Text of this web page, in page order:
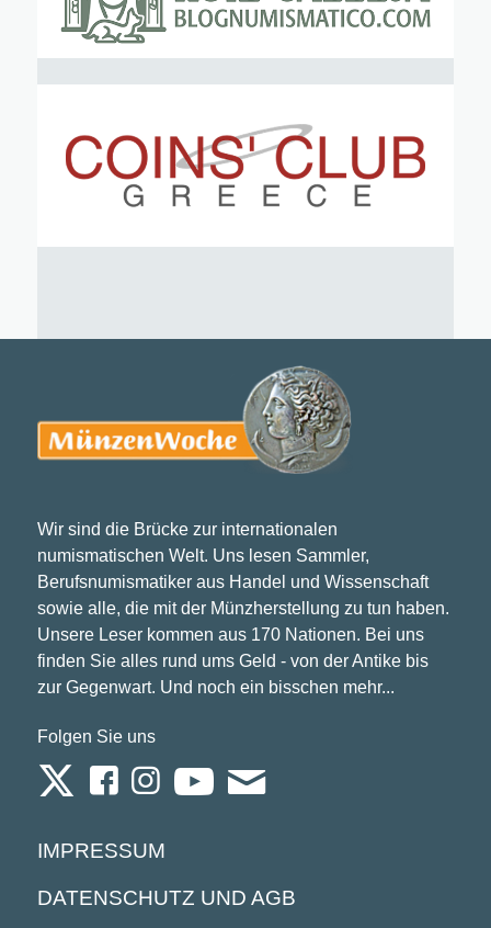
Wir sind die Brücke zur internationalen
numismatischen Welt. Uns lesen Sammler,
Berufsnumismatiker aus Handel und Wissenschaft
sowie alle, die mit der Münzherstellung zu tun haben.
Unsere Leser kommen aus 170 Nationen. Bei uns
finden Sie alles rund ums Geld - von der Antike bis
zur Gegenwart. Und noch ein bisschen mehr...
Folgen Sie uns
IMPRESSUM
DATENSCHUTZ UND AGB